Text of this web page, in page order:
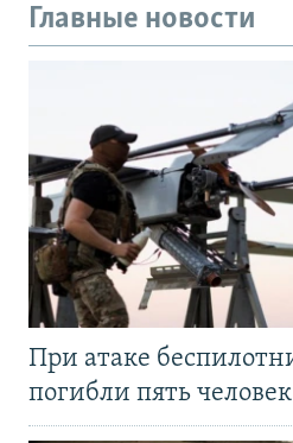
Главные новости
При атаке
погибли пять человек